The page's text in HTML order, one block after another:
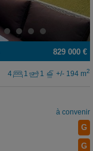
829 000 €
4 1 1 +/- 194 m2
à convenir
G
G